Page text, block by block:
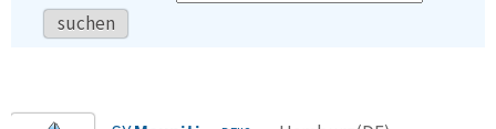
suchen